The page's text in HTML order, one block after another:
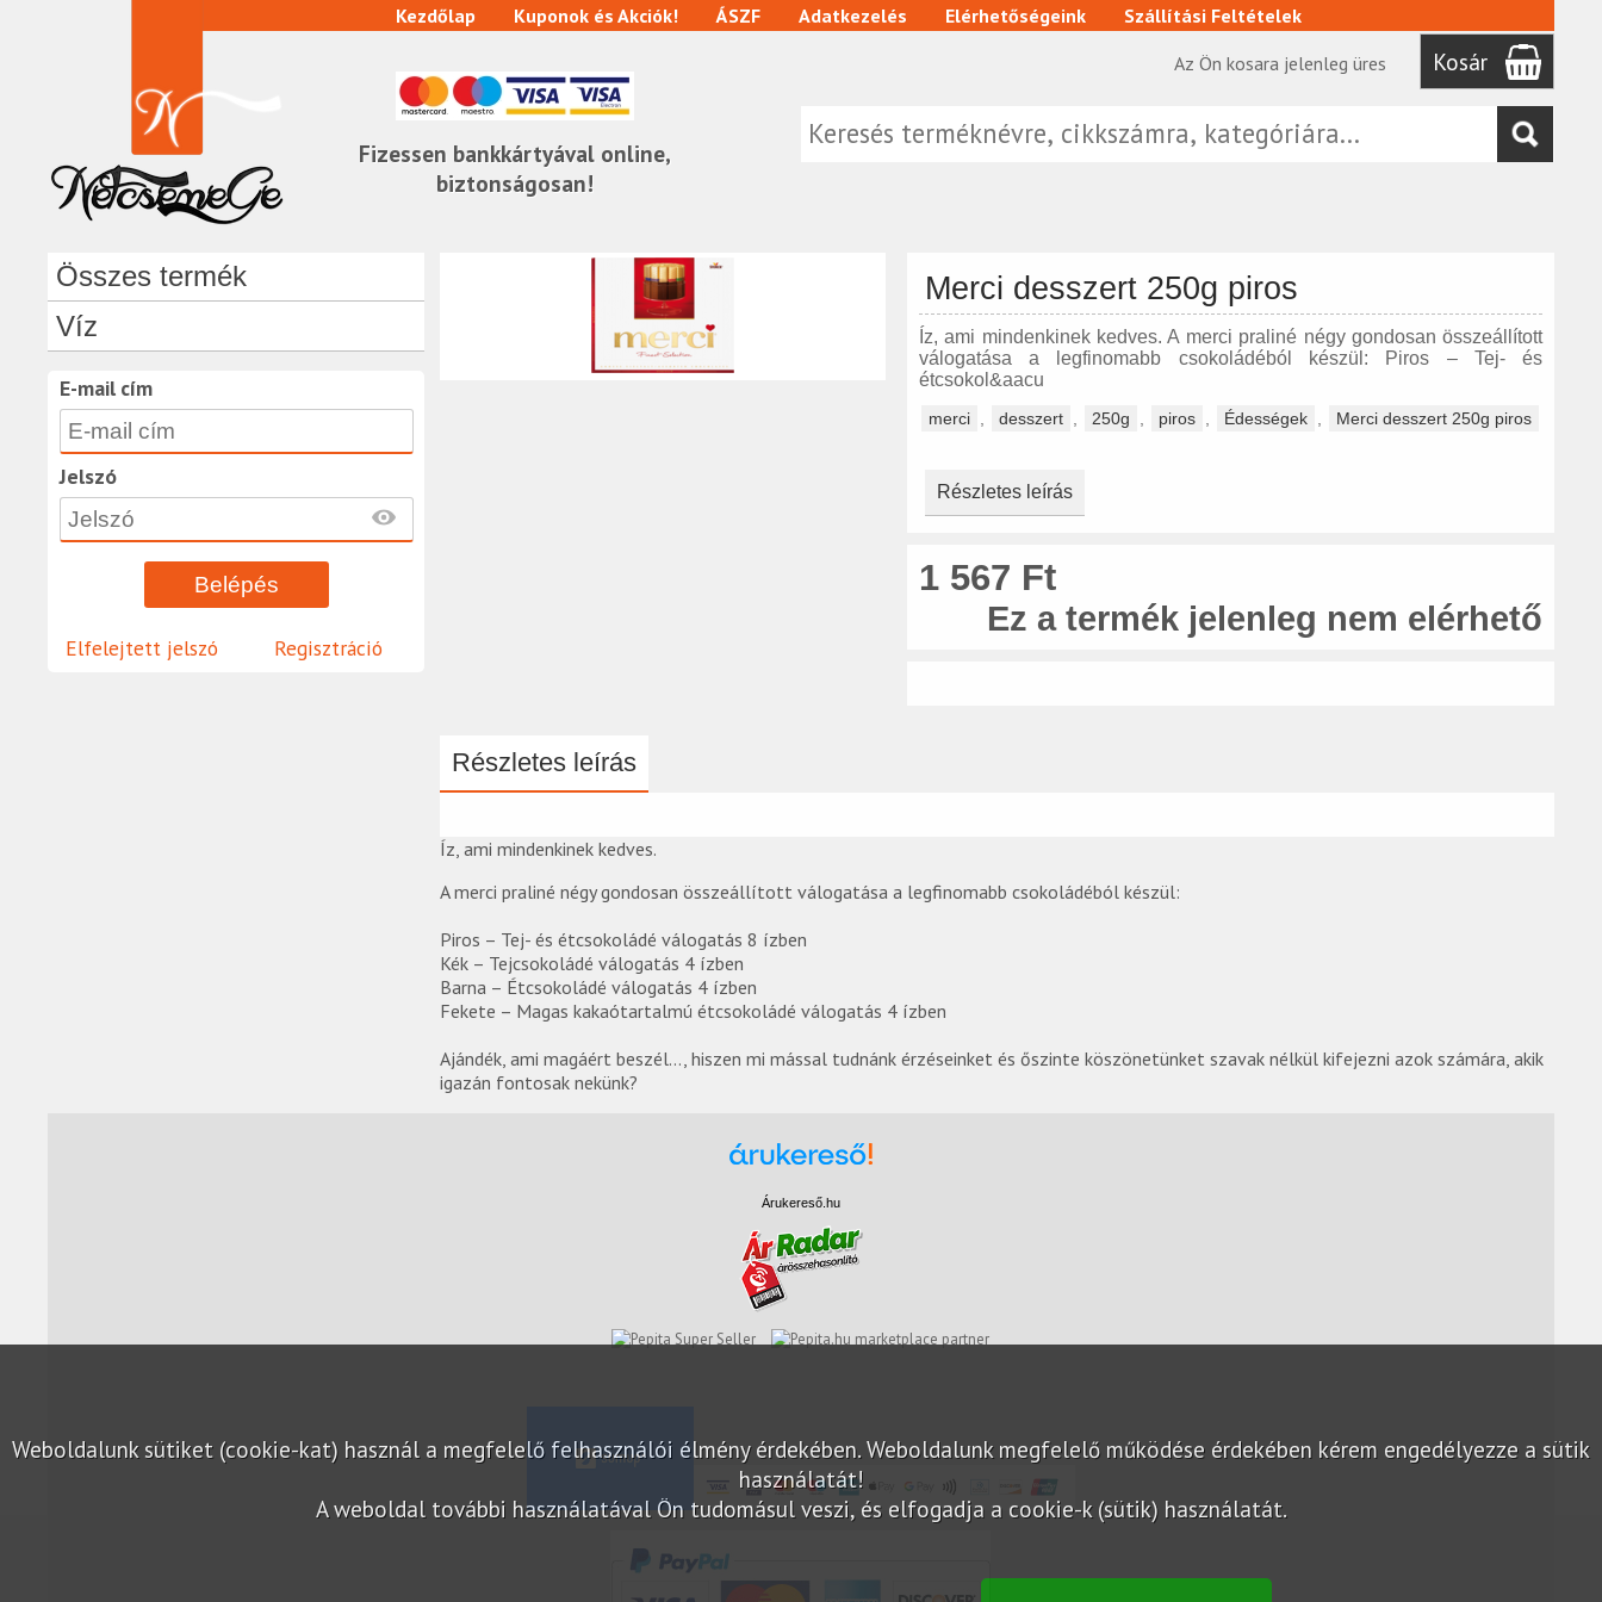
Fizessen bankkártyával online,
biztonságosan!
Kezdőlap Kuponok és Akciók! ÁSZF Adatkezelés Elérhetőségeink
Szállítási Feltételek
Az Ön kosara jelenleg üres
Kosár
Összes termék
Víz
E-mail cím
Jelszó
Elfelejtett jelszó Regisztráció
Merci desszert 250g piros
Íz, ami mindenkinek kedves. A merci praliné négy gondosan összeállított
válogatása a legfinomabb csokoládéból készül: Piros – Tej- és
étcsokol&aacu
merci desszert 250g piros Édességek Merci desszert 250g piros
Részletes leírás
1 567 Ft
Ez a termék jelenleg nem elérhető
Részletes leírás
Íz, ami mindenkinek kedves.
A merci praliné négy gondosan összeállított válogatása a legfinomabb csokoládéból készül:
Piros – Tej- és étcsokoládé válogatás 8 ízben
Kék – Tejcsokoládé válogatás 4 ízben
Barna – Étcsokoládé válogatás 4 ízben
Fekete – Magas kakaótartalmú étcsokoládé válogatás 4 ízben
Ajándék, ami magáért beszél…, hiszen mi mással tudnánk érzéseinket és őszinte köszönetünket szavak nélkül kifejezni azok számára, akik
igazán fontosak nekünk?
Weboldalunk sütiket (cookie-kat) használ a megfelelő felhasználói élmény érdekében. Weboldalunk megfelelő működése érdekében kérem engedélyezze a sütik
használatát!
A weboldal további használatával Ön tudomásul veszi, és elfogadja a cookie-k (sütik) használatát.
Árukereső.hu
marketplace partner